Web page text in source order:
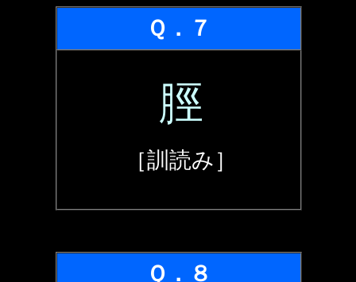
Ｑ．７
脛
［訓読み］
Ｑ．８